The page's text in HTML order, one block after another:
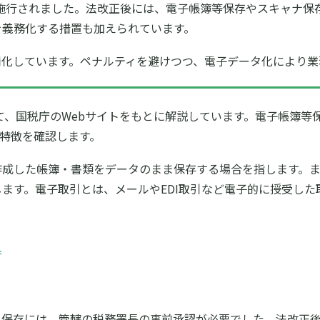
されました。法改正後には、電子帳簿等保存やスキャナ
務化する措置も加えられています。
しています。ペナルティを避けつつ、電子データ化により
国税庁のWebサイトをもとに解説しています。電子帳簿
を確認します。
した帳簿・書類をデータのまま保存する場合を指します。
す。電子取引とは、メールやEDI取引など電子的に授受し